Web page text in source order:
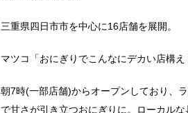
三重県四日市市を中心に16店舗を展開。
マツコ「おにぎりでこんなにデカい店構
朝7時(一部店舗)からオープンしており、
で甘さが引き立つおにぎりに。ローカル